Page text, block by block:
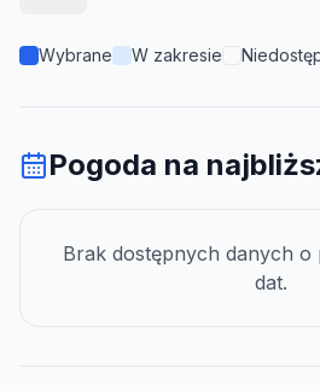
Wybrane W zakresie
Pogoda na
Brak dostępnych danych o
dat.